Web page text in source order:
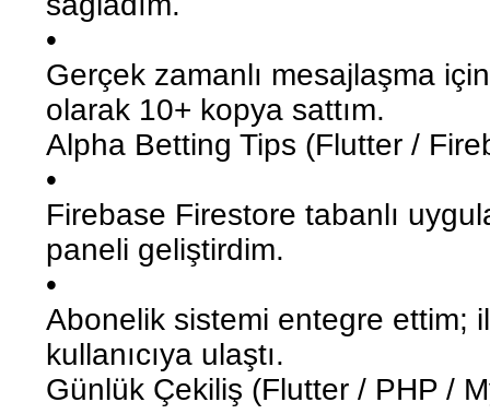
•
Gerçek zamanlı mesajlaşma
olarak 10+ kopya sattım.
Alpha Betting Tips (Flutter /
•
Firebase Firestore tabanlı
paneli geliştirdim.
•
Abonelik sistemi entegre ettim;
kullanıcıya ulaştı.
Günlük Çekiliş (Flutter / PHP /